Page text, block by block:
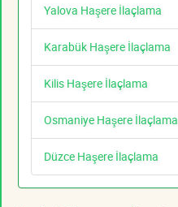
Yalova Haşere İlaçlama
Karabük Haşere İlaçlama
Kilis Haşere İlaçlama
Osmaniye Haşere İlaçlama
Düzce Haşere İlaçlama